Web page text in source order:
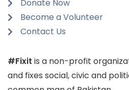
Donate Now
Become a Volunteer
Contact Us
#Fixit is a non-profit
and fixes social, civic and